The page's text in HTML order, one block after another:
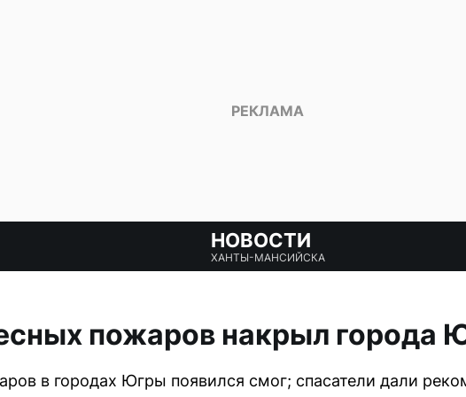
НОВОСТИ
ХАНТЫ-МАНСИЙСКА
пожаров накрыл города
в городах Югры появился смог; спасатели дали